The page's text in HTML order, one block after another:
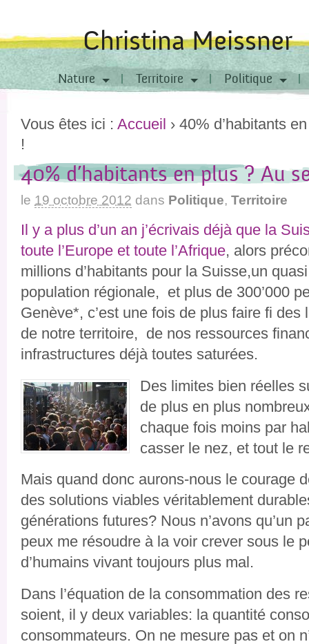
Christina Meissner
Nature Territoire Politique
Vous êtes ici : Accueil › 40% d’habitants
!
40% d’habitants en plus ? Au
le 19 octobre 2012 dans Politique, Territoire
Il y a plus d’un an j’écrivais déjà que la
toute l’Europe et toute l’Afrique, alors
millions d’habitants pour la Suisse,un
population régionale, et plus de 300’000
Genève*, c’est une fois de plus faire fi
de notre territoire, de nos ressources
infrastructures déjà toutes saturées.
Des limites bien réelles
de plus en plus
chaque fois moins par
casser le nez, et tout le
Mais quand donc aurons-nous le courage
des solutions viables véritablement
générations futures? Nous n’avons qu’un
peux me résoudre à la voir crever sous le
d’humains vivant toujours plus mal.
Dans l’équation de la consommation des
soient, il y deux variables: la quantité
consommateurs. On ne mesure pas et on